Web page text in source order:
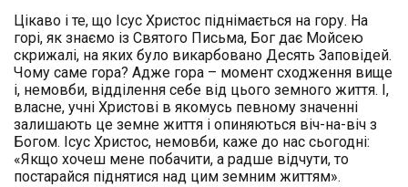
Цікаво і те, що Ісус Христос піднімається на гору. На
горі, як знаємо із Святого Письма, Бог дає Мойсею
скрижалі, на яких було викарбовано Десять Заповідей.
Чому саме гора? Адже гора – момент сходження вище
і, немовби, відділення себе від цього земного життя. І,
власне, учні Христові в якомусь певному значенні
залишають це земне життя і опиняються віч-на-віч з
Богом. Ісус Христос, немовби, каже до нас сьогодні:
«Якщо хочеш мене побачити, а радше відчути, то
постарайся піднятися над цим земним життям».